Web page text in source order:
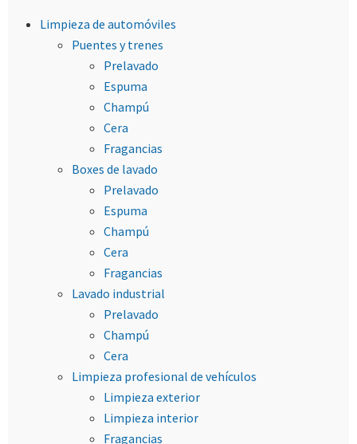
Limpieza de automóviles
Puentes y trenes
Prelavado
Espuma
Champú
Cera
Fragancias
Boxes de lavado
Prelavado
Espuma
Champú
Cera
Fragancias
Lavado industrial
Prelavado
Champú
Cera
Limpieza profesional de vehículos
Limpieza exterior
Limpieza interior
Fragancias